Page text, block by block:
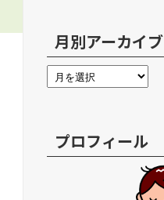
月別アーカイブ
プロフィール